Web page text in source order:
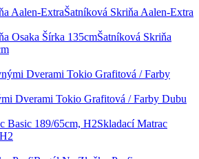
Šatníková Skriňa Aalen-Extra
Šatníková Skriňa
Dverami Tokio Grafitová / Farby Dubu
Skladací Matrac